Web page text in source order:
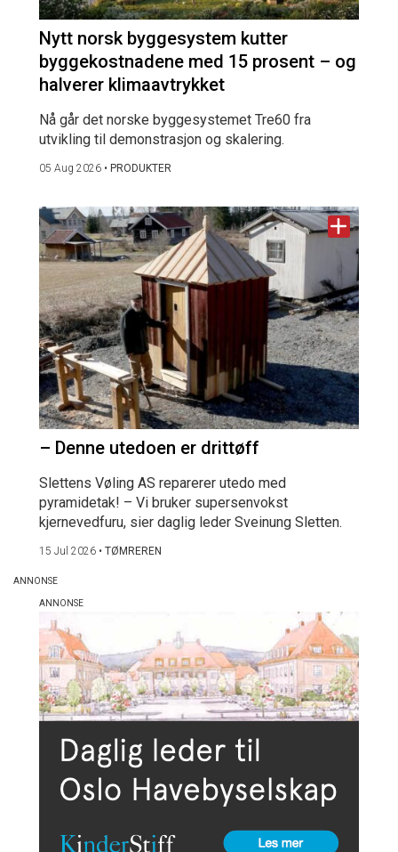
Nytt norsk byggesystem kutter
byggekostnadene med 15 prosent – og
halverer klimaavtrykket
Nå går det norske byggesystemet Tre60 fra
utvikling til demonstrasjon og skalering.
05 Aug 2026 • PRODUKTER
– Denne utedoen er drittøff
Slettens Vøling AS reparerer utedo med
pyramidetak! – Vi bruker supersenvokst
kjernevedfuru, sier daglig leder Sveinung Sletten.
15 Jul 2026 • TØMREREN